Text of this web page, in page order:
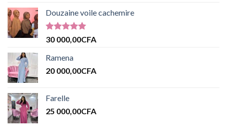
Douzaine voile cachemire
Note5.00
30 000,00CFA
Ramena
20 000,00CFA
Farelle
25 000,00CFA